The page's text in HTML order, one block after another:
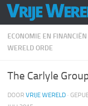
Doorgaan naar inhoud
ECONOMIE EN FINANCIËN
WERELD ORDE
The Carlyle
DOOR VRIJE WERELD ·